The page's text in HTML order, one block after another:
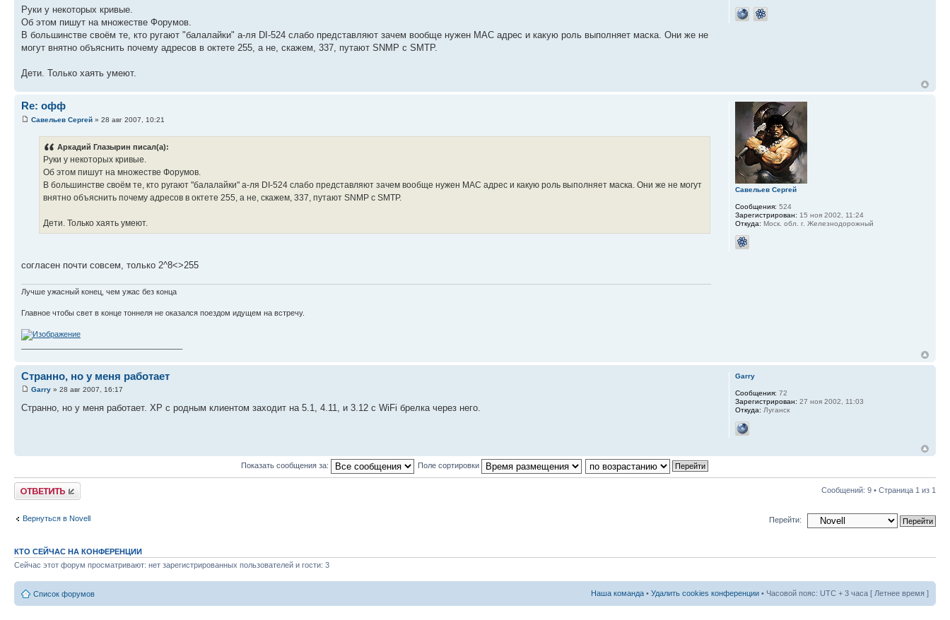
Руки у некоторых кривые.
Об этом пишут на множестве Форумов.
В большинстве своём те, кто ругают "балалайки" а-ля DI-524 слабо представляют зачем вообще нужен MAC адрес и какую роль выполняет маска. Они же не
могут внятно объяснить почему адресов в октете 255, а не, скажем, 337, путают SNMP с SMTP.
Дети. Только хаять умеют.
Re: офф
Савельев Сергей » 28 авг 2007, 10:21
Аркадий Глазырин писал(а):
Руки у некоторых кривые.
Об этом пишут на множестве Форумов.
В большинстве своём те, кто ругают "балалайки" а-ля DI-524 слабо представляют зачем вообще нужен MAC адрес и какую роль выполняет маска. Они же не могут
внятно объяснить почему адресов в октете 255, а не, скажем, 337, путают SNMP с SMTP.
Дети. Только хаять умеют.
согласен почти совсем, только 2^8<>255
Лучше ужасный конец, чем ужас без конца
Главное чтобы свет в конце тоннеля не оказался поездом идущем на встречу.
Савельев Сергей
Сообщения: 524
Зарегистрирован: 15 ноя 2002, 11:24
Откуда: Моск. обл. г. Железнодорожный
Странно, но у меня работает
Garry » 28 авг 2007, 16:17
Странно, но у меня работает. XP с родным клиентом заходит на 5.1, 4.11, и 3.12 с WiFi брелка через него.
Garry
Сообщения: 72
Зарегистрирован: 27 ноя 2002, 11:03
Откуда: Луганск
Показать сообщения за: Поле сортировки
Ответить Сообщений: 9 • Страница 1 из 1
Вернуться в Novell Перейти:
КТО СЕЙЧАС НА КОНФЕРЕНЦИИ
Сейчас этот форум просматривают: нет зарегистрированных пользователей и гости: 3
Список форумов Наша команда • Удалить cookies конференции • Часовой пояс: UTC + 3 часа [ Летнее время ]